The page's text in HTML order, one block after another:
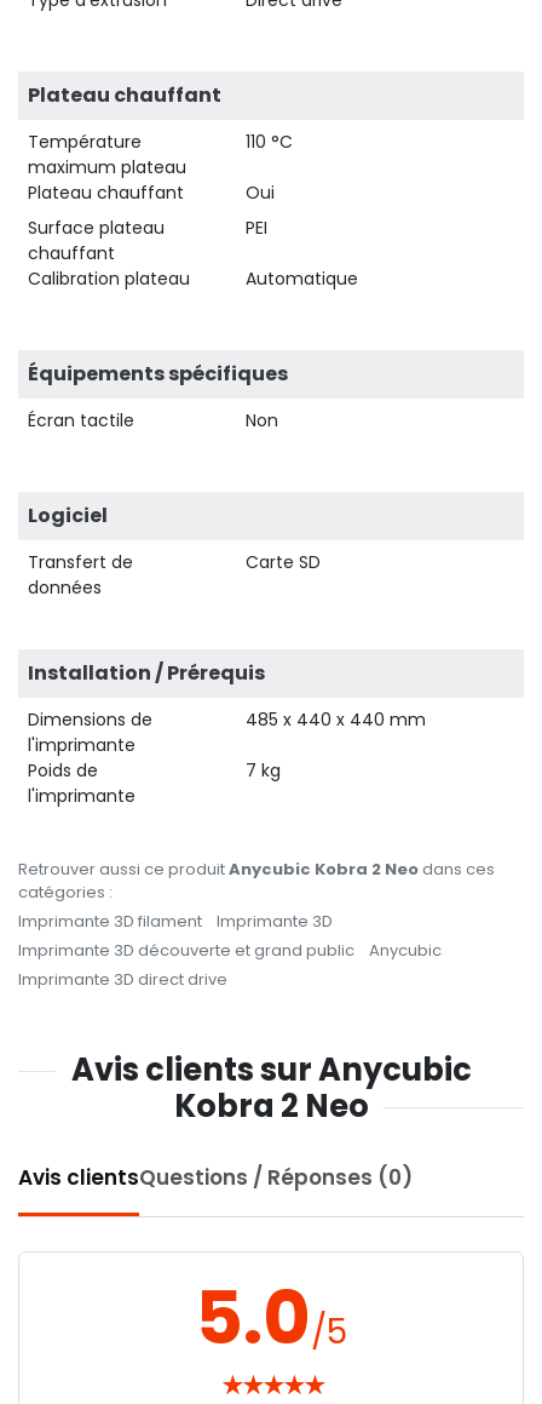
Plateau chauffant
Température
maximum plateau
110 °C
Plateau chauffant
Oui
Surface plateau
chauffant
PEI
Calibration plateau Automatique
Équipements spécifiques
Écran tactile Non
Logiciel
Transfert de
données
Carte SD
Installation / Prérequis
Dimensions de
l'imprimante
485 x 440 x 440 mm
Poids de
l'imprimante
7 kg
Retrouver aussi ce produitAnycubic Kobra 2 Neodans ces
catégories :
Imprimante 3D filament
Imprimante 3D
Imprimante 3D découverte et grand public
Anycubic
Imprimante 3D direct drive
Avis clients sur Anycubic
Kobra 2 Neo
Avis clientsQuestions / Réponses (0)
5.0/5
★★★★★